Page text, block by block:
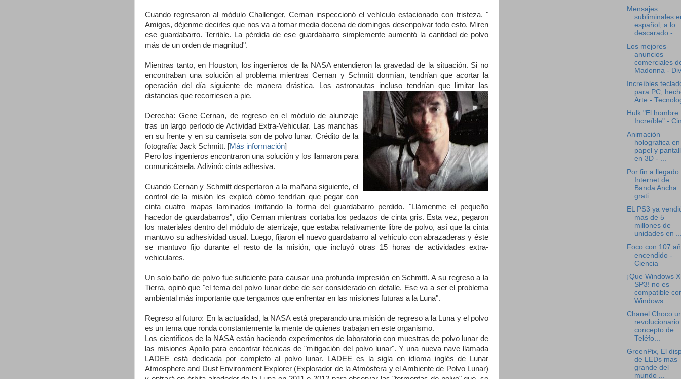
Cuando regresaron al módulo Challenger, Cernan inspeccionó el vehículo estacionado con tristeza. "
Amigos, déjenme decirles que nos va a tomar media docena de domingos desenpolvar todo esto. Miren
ese guardabarro. Terrible. La pérdida de ese guardabarro simplemente aumentó la cantidad de polvo
más de un orden de magnitud".
Mientras tanto, en Houston, los ingenieros de la NASA entendieron la gravedad de la situación. Si no
encontraban una solución al problema mientras Cernan y Schmitt dormían, tendrían que acortar la
operación del día siguiente de manera drástica. Los astronautas incluso tendrían que limitar las
distancias que recorriesen a pie.
Derecha: Gene Cernan, de regreso en el módulo de alunizaje
tras un largo período de Actividad Extra-Vehicular. Las manchas
en su frente y en su camiseta son de polvo lunar. Crédito de la
fotografía: Jack Schmitt. [Más información]
Pero los ingenieros encontraron una solución y los llamaron para
comunicársela. Adivinó: cinta adhesiva.
Cuando Cernan y Schmitt despertaron a la mañana siguiente, el
control de la misión les explicó cómo tendrían que pegar con
cinta cuatro mapas laminados imitando la forma del guardabarro perdido. "Llámenme el pequeño
hacedor de guardabarros", dijo Cernan mientras cortaba los pedazos de cinta gris. Esta vez, pegaron
los materiales dentro del módulo de aterrizaje, que estaba relativamente libre de polvo, así que la cinta
mantuvo su adhesividad usual. Luego, fijaron el nuevo guardabarro al vehículo con abrazaderas y éste
se mantuvo fijo durante el resto de la misión, que incluyó otras 15 horas de actividades extra-
vehiculares.
Un solo baño de polvo fue suficiente para causar una profunda impresión en Schmitt. A su regreso a la
Tierra, opinó que "el tema del polvo lunar debe de ser considerado en detalle. Ese va a ser el problema
ambiental más importante que tengamos que enfrentar en las misiones futuras a la Luna".
Regreso al futuro: En la actualidad, la NASA está preparando una misión de regreso a la Luna y el polvo
es un tema que ronda constantemente la mente de quienes trabajan en este organismo.
Los científicos de la NASA están haciendo experimentos de laboratorio con muestras de polvo lunar de
las misiones Apollo para encontrar técnicas de "mitigación del polvo lunar". Y una nueva nave llamada
LADEE está dedicada por completo al polvo lunar. LADEE es la sigla en idioma inglés de Lunar
Atmosphere and Dust Environment Explorer (Explorador de la Atmósfera y el Ambiente de Polvo Lunar)
Mensajes
subliminales
español, a lo
descarado -...
Los mejores
anuncios
comerciales
Madonna -
Increíbles
para PC,
Arte -
Hulk "El hombre
Increíble" -
Animación
holografica en
papel y
en 3D - ...
Por fin a llegado
Internet de
Banda Ancha
grati...
EL PS3 ya
mas de 5
millones de
unidades en
Foco con 107
encendido -
Ciencia
¡Que Windows
SP3! no es
compatible
Windows ...
Chanel Choco
revolucionario
concepto de
Teléfo...
GreenPix, El
de LEDs mas
grande del
mundo ...